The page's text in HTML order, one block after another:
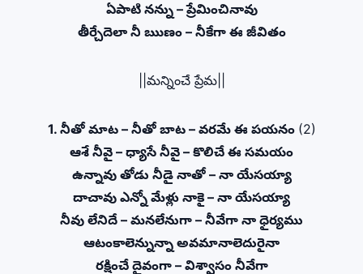
ఏపాటి నన్ను – ప్రేమించినావు
తీర్చేదెలా నీ ఋణం – నీకేగా ఈ జీవితం
||మన్నించే ప్రేమ||
1. నీతో మాట – నీతో బాట – వరమే ఈ పయనం (2)
ఆశే నీవై – ధ్యాసే నీవై – కొలిచే ఈ సమయం
ఉన్నావు తోడు నీడై నాతో – నా యేసయ్యా
దాచావు ఎన్నో మేళ్లు నాకై – నా యేసయ్యా
నీవు లేనిదే – మనలేనుగా – నీవేగా నా ధైర్యము
ఆటంకాలెన్నున్నా అవమానాలెదురైనా
రక్షించే దైవంగా – విశ్వాసం నీవేగా